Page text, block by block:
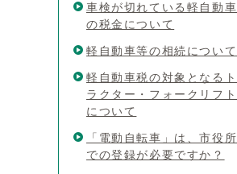
車検が切れている軽自動車
の税金について
軽自動車等の相続について
軽自動車税の対象となるト
ラクター・フォークリフト
について
「電動自転車」は、市役所
での登録が必要ですか？